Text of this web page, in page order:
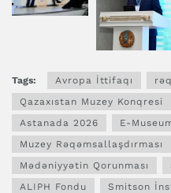
Tags: Avropa İttifaqı
Qazaxıstan Muzey Konqresi
Astanada 2026
E-
Muzey Rəqəmsallaşdırması
Mədəniyyətin Qorunması
ALIPH Fondu
Smitson